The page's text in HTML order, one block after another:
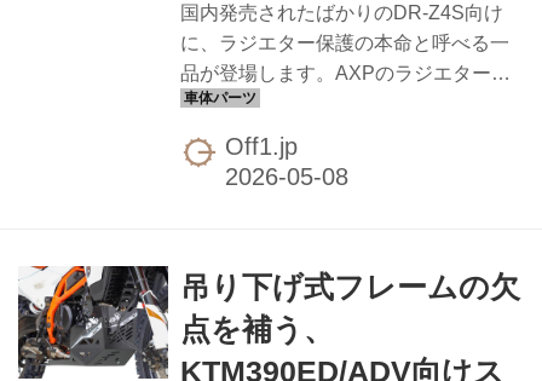
希少な機会です。配備されるのは東
京・大田区の「ヤマハ バイクレンタル
東京大森」店。事前予約必須...
国内発売されたばかりのDR-Z4S向け
に、ラジエター保護の本命と呼べる一
品が登場します。AXPのラジエターガ
ードは、4mm厚のアルミプレートに上
下それぞれ直径12mmのカラーパイプを
組み合わせた堅牢な構造で、変形・破
ツ。冷却液漏れまでいくとレース・ツ
ーリングともに即終了に直結するだけ
でなく、ラジエターを変形させてしま
うと修復も面倒。特に本格的なオフや
Off1.jp
吊り下げ式フレームの欠
点を補う、
KTM390ED/ADV向けス